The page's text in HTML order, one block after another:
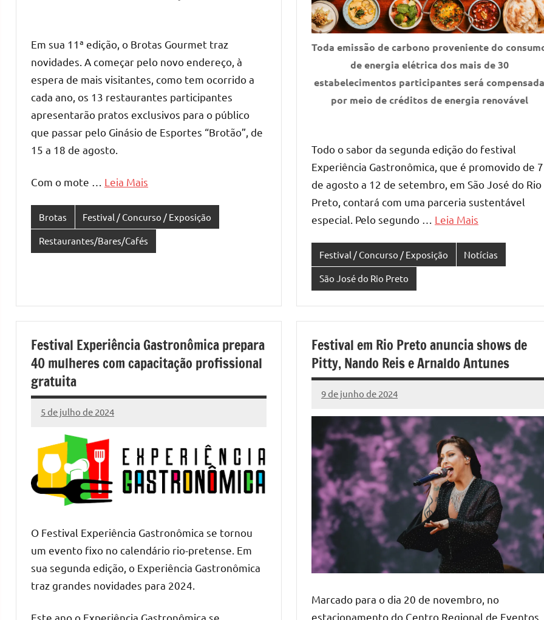
Em sua 11ª edição, o Brotas Gourmet traz
novidades. A começar pelo novo endereço, à
espera de mais visitantes, como tem ocorrido a
cada ano, os 13 restaurantes participantes
apresentarão pratos exclusivos para o público
que passar pelo Ginásio de Esportes “Brotão”, de
15 a 18 de agosto.
Com o mote … Leia Mais
Brotas Festival / Concurso / Exposição
Restaurantes/Bares/Cafés
Toda emissão de carbono proveniente do
de energia elétrica dos mais de 30
estabelecimentos participantes será compensada
por meio de créditos de energia renovável
Todo o sabor da segunda edição do festival
Experiência Gastronômica, que é promovido de 7
de agosto a 12 de setembro, em São José do Rio
Preto, contará com uma parceria sustentável
especial. Pelo segundo … Leia Mais
Festival / Concurso / Exposição Notícias
São José do Rio Preto
Festival Experiência Gastronômica prepara
40 mulheres com capacitação profissional
gratuita
5 de julho de 2024
Marcelo
Fachin
O Festival Experiência Gastronômica se tornou
um evento fixo no calendário rio-pretense. Em
sua segunda edição, o Experiência Gastronômica
traz grandes novidades para 2024.
Este ano o Experiência Gastronômica se
Festival em Rio Preto anuncia shows de
Pitty, Nando Reis e Arnaldo Antunes
9 de junho de 2024
Marcelo
Fachin
Marcado para o dia 20 de novembro, no
estacionamento do Centro Regional de Eventos,